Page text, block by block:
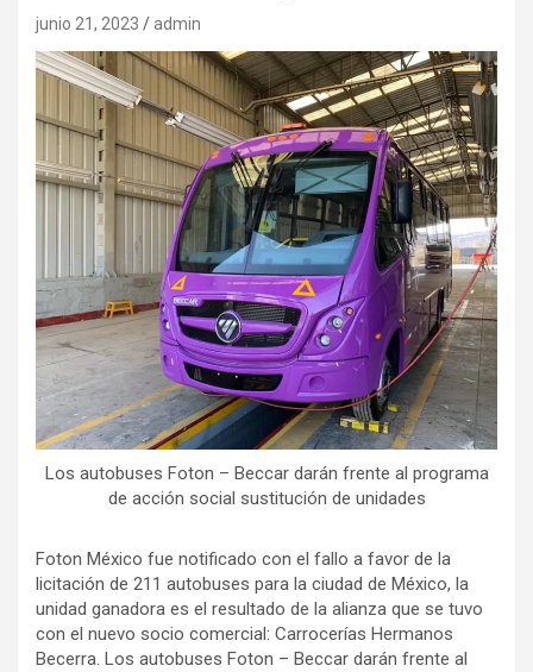
junio 21, 2023 admin
Los autobuses Foton – Beccar darán frente al programa
de acción social sustitución de unidades
Foton México fue notificado con el fallo a favor de la
licitación de 211 autobuses para la ciudad de México, la
unidad ganadora es el resultado de la alianza que se tuvo
con el nuevo socio comercial: Carrocerías Hermanos
Becerra. Los autobuses Foton – Beccar darán frente al